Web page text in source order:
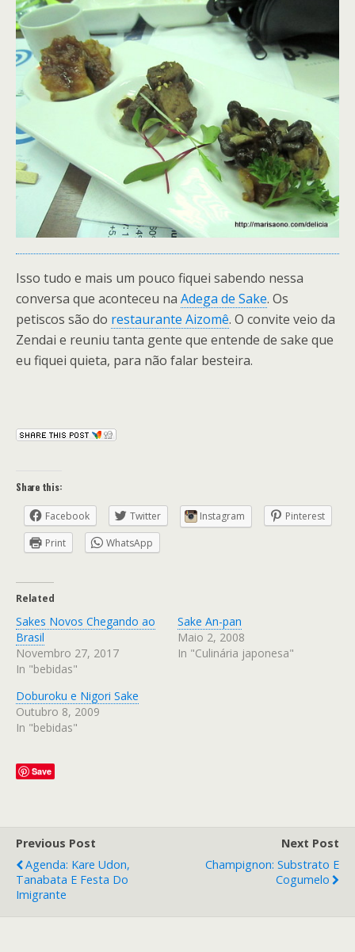
Isso tudo e mais um pouco fiquei sabendo nessa
conversa que aconteceu na Adega de Sake. Os
petiscos são do restaurante Aizomê. O convite veio da
Zendai e reuniu tanta gente que entende de sake que
eu fiquei quieta, para não falar besteira.
Share this:
Facebook Twitter Instagram
Pinterest
Print
WhatsApp
Related
Sakes Novos Chegando ao
Brasil
Novembro 27, 2017
In "bebidas"
Sake An-pan
Maio 2, 2008
In "Culinária japonesa"
Doburoku e Nigori Sake
Outubro 8, 2009
In "bebidas"
Save
Previous Post
Agenda: Kare Udon,
Tanabata E Festa Do
Imigrante
Next Post
Champignon: Substrato E
Cogumelo